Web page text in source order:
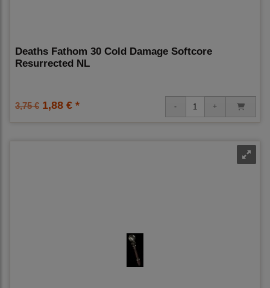
Deaths Fathom 30 Cold Damage Softcore
Resurrected NL
3,75 € 1,88 € *